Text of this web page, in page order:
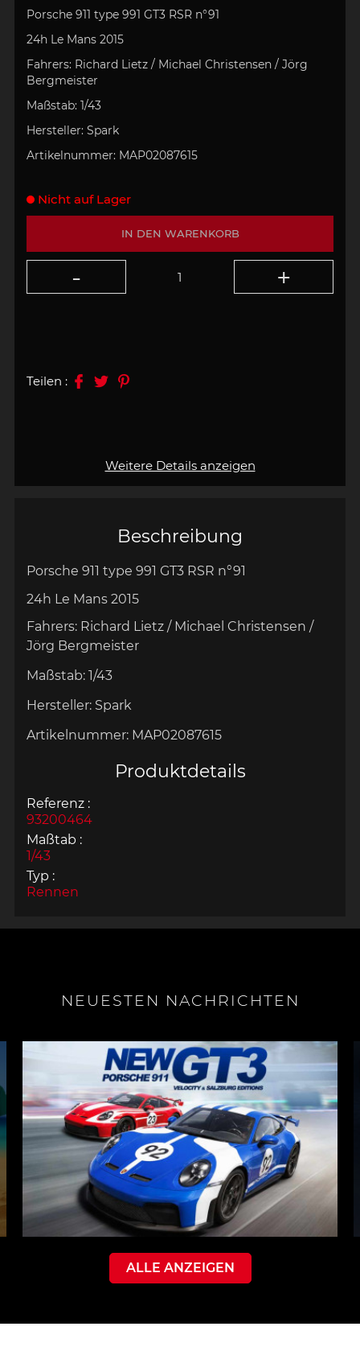
Beschreibung
Porsche 911 type 991 GT3 RSR n°91
24h Le Mans 2015
Fahrers: Richard Lietz / Michael Christensen /
Jörg Bergmeister
Maßstab: 1/43
Hersteller: Spark
Artikelnummer: MAP02087615
Produktdetails
Referenz :
93200464
Maßtab :
1/43
Typ :
Rennen
Porsche 911 type 991 GT3 RSR n°91
24h Le Mans 2015
Fahrers: Richard Lietz / Michael Christensen / Jörg
Bergmeister
Maßstab: 1/43
Hersteller: Spark
Artikelnummer: MAP02087615
Weitere Details anzeigen
IN DEN WARENKORB
Nicht auf Lager
Teilen :
NEUESTEN NACHRICHTEN
ALLE ANZEIGEN